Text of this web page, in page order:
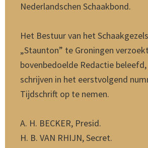
Nederlandschen Schaakbond.
Het Bestuur van het
„Staunton” te Groningen
bovenbedoelde Redactie
schrijven in het eerstvolgend
Tijdschrift op te nemen.
A. H. BECKER, Presid.
H. B. VAN RHIJN, Secret.